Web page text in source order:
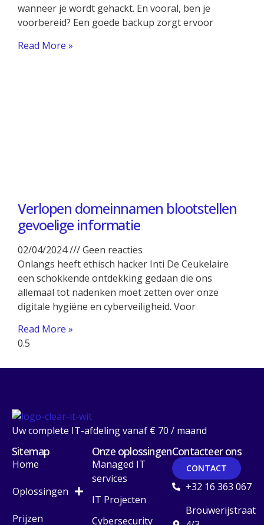
wanneer je wordt gehackt. En vooral, ben je
voorbereid? Een goede backup zorgt ervoor
Read More »
Verlopen domeinnamen blootstellen
gevoelige informatie
02/04/2024
Geen reacties
Onlangs heeft ethisch hacker Inti De Ceukelaire
een schokkende ontdekking gedaan die ons
allemaal tot nadenken moet zetten over onze
digitale hygiëne en cyberveiligheid. Voor
Read More »
Uw complete IT-afdeling vanaf € 70 / maand
Sitemap
Home
Oplossingen
Prijzen
Onze oplossingen
Managed IT
services
IT Projecten
Cybersecurity
Contacteer ons
CONTACT
+32 16 363 067
Brouwerijstraat